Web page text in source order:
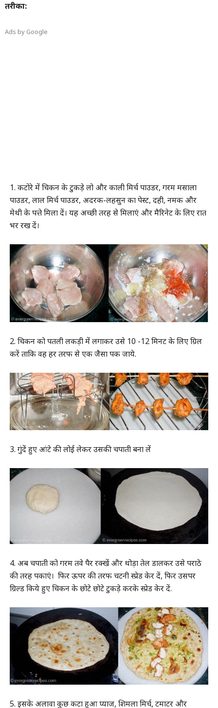
तरीका:
Ads by Google
1. कटोरे में चिकन के टुकड़े लो और काली मिर्च पाउडर, गरम मसाला
पाउडर, लाल मिर्च पाउडर, अदरक-लहसुन का पेस्ट, दही, नमक और
मेथी के पत्ते मिला दें। यह अच्छी तरह से मिलाएं और मैरिनेट के लिए रात
भर रख दें।
2. चिकन को पतली लकड़ी में लगाकर उसे 10 -12 मिनट के लिए ग्रिल
करें ताकि वह हर तरफ से एक जैसा पक जाये.
3. गुंदें हुए आंटे की लोई लेकर उसकी चपाती बना लें
4. अब चपाती को गरम तवे पैर रक्खें और थोड़ा तेल डालकर उसे पराठे
की तरह पकाएं। फिर ऊपर की तरफ चटनी स्प्रेड केर दें, फिर उसपर
ग्रिल्ड किये हुए चिकन के छोटे छोटे टुकड़े करके स्प्रेड केर दें.
5. इसके अलावा कुछ कटा हुआ प्याज, शिमला मिर्च, टमाटर और